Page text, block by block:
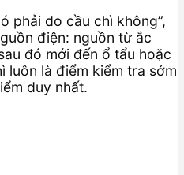
phải do cầu chì không”,
điện: nguồn từ ắc
đó mới đến ổ tẩu hoặc
luôn là điểm kiểm tra sớm
duy nhất.